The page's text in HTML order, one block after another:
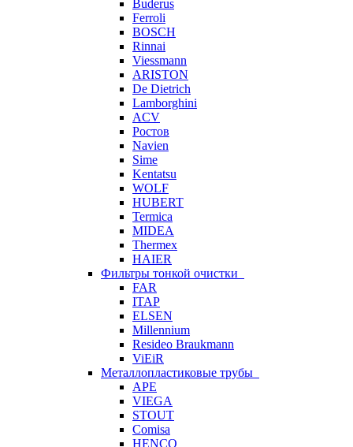
Buderus
Ferroli
BOSCH
Rinnai
Viessmann
ARISTON
De Dietrich
Lamborghini
ACV
Ростов
Navien
Sime
Kentatsu
WOLF
HUBERT
Termica
MIDEA
Thermex
HAIER
Фильтры тонкой очистки
FAR
ITAP
ELSEN
Millennium
Resideo Braukmann
ViEiR
Металлопластиковые трубы
APE
VIEGA
STOUT
Comisa
HENCO